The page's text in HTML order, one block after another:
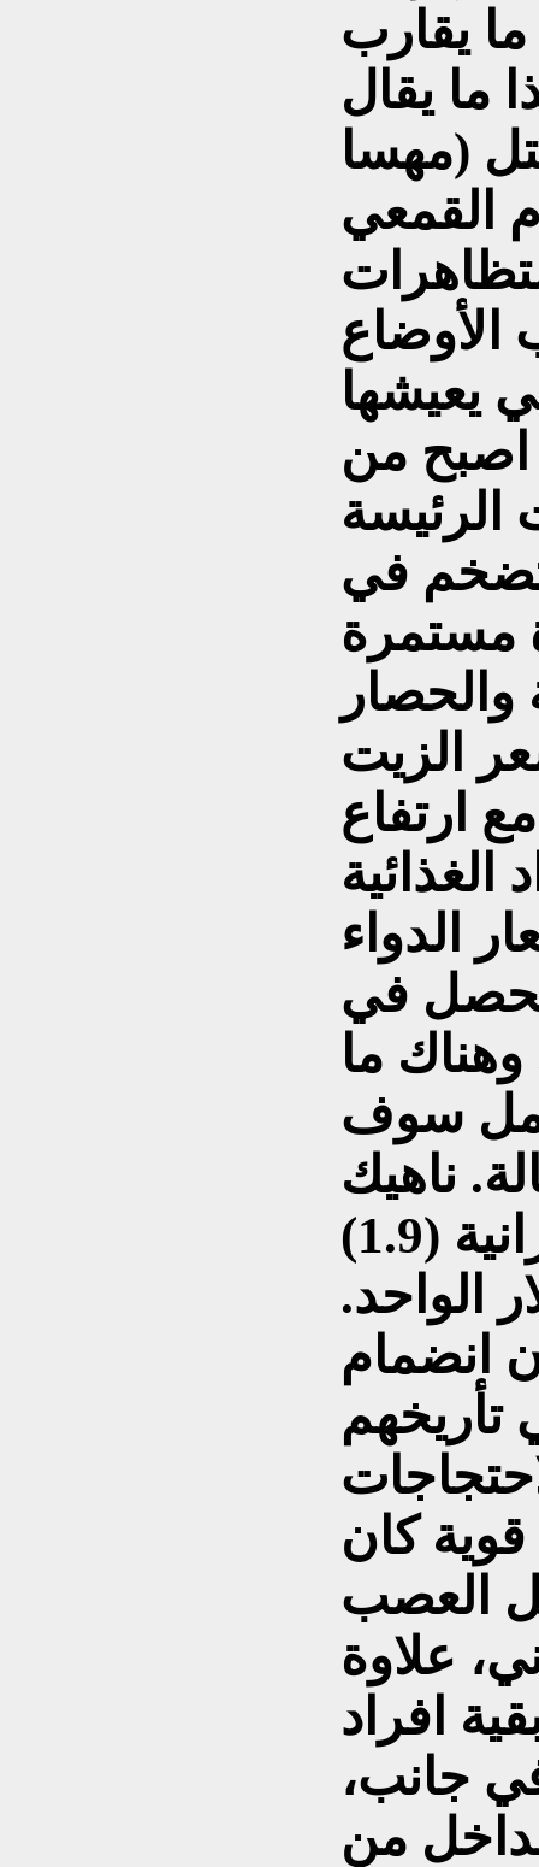
يقارب
ما يقال
(مهسا
يعيشها
اصبح من
الرئيسة
في
مستمرة
والحصار
الزيت
مع ارتفاع
الغذائية
الدواء
لم يحصل في
وهناك ما
عامل سوف
ناهيك
عن تدهور العملة الإيرانية (1.9)
الواحد.
يساوي (10). ان انضمام
تأريخهم
كان
العصب
علاوة
افراد
جانب،
من